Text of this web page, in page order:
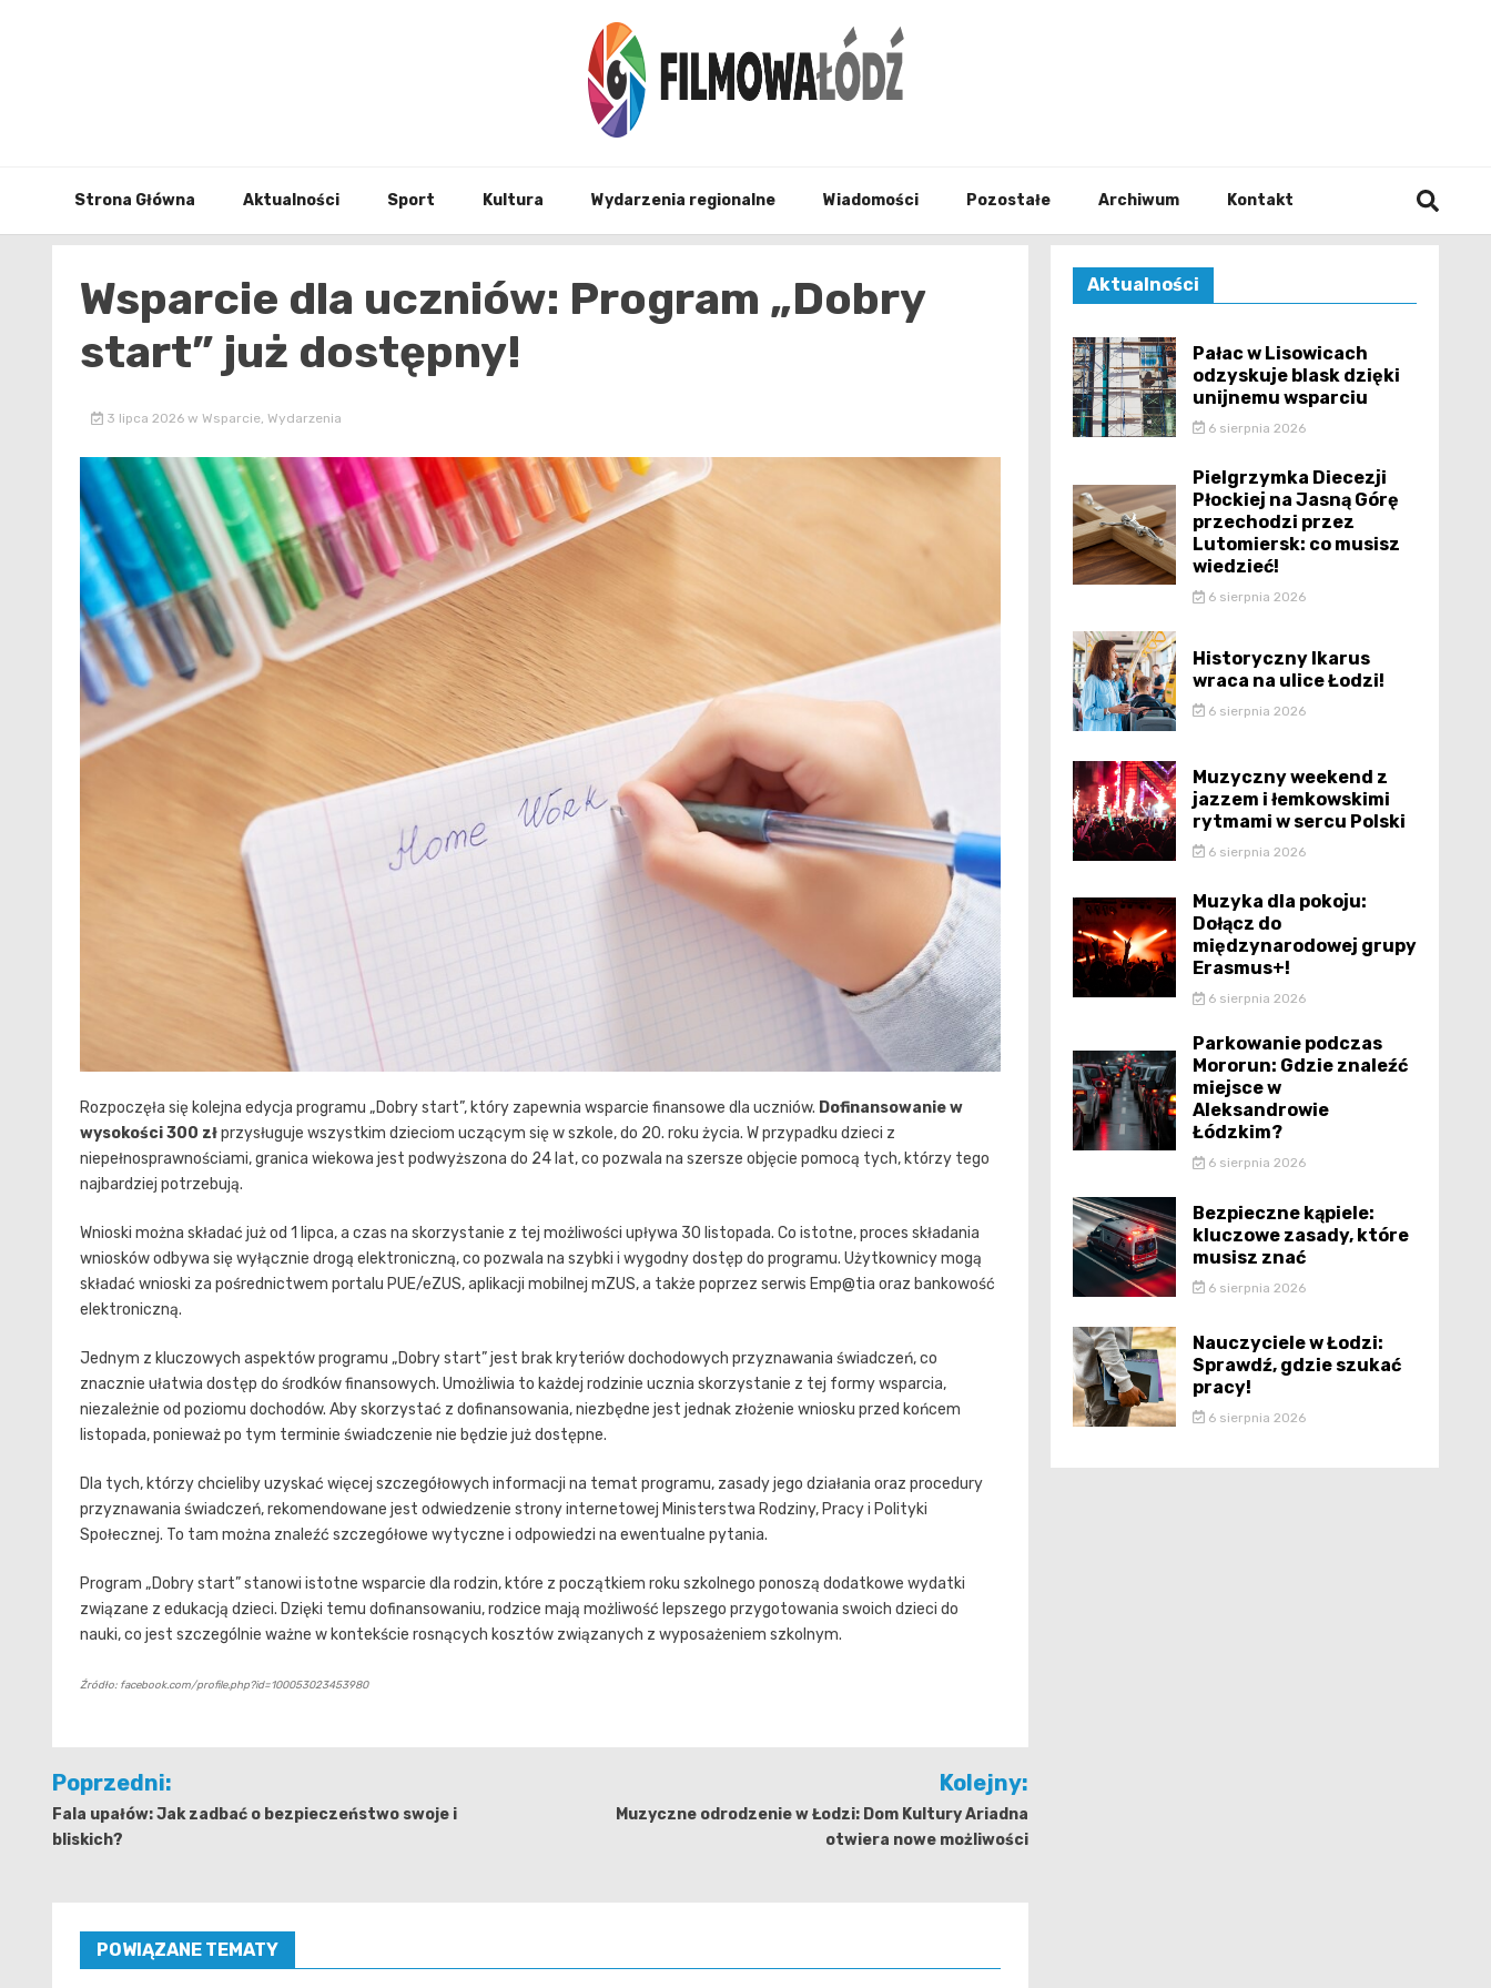
Strona Główna Aktualności Sport Kultura Wydarzenia regionalne Wiadomości Pozostałe Archiwum Kontakt
Wsparcie dla uczniów: Program „Dobry
start” już dostępny!
3 lipca 2026 w Wsparcie, Wydarzenia
Rozpoczęła się kolejna edycja programu „Dobry start”, który zapewnia wsparcie finansowe dla uczniów. Dofinansowanie w
wysokości 300 złprzysługuje wszystkim dzieciom uczącym się w szkole, do 20. roku życia. W przypadku dzieci z
niepełnosprawnościami, granica wiekowa jest podwyższona do 24 lat, co pozwala na szersze objęcie pomocą tych, którzy tego
najbardziej potrzebują.
Wnioski można składać już od 1 lipca, a czas na skorzystanie z tej możliwości upływa 30 listopada. Co istotne, proces składania
wniosków odbywa się wyłącznie drogą elektroniczną, co pozwala na szybki i wygodny dostęp do programu. Użytkownicy mogą
składać wnioski za pośrednictwem portalu PUE/eZUS, aplikacji mobilnej mZUS, a także poprzez serwis Emp@tia oraz bankowość
elektroniczną.
Jednym z kluczowych aspektów programu „Dobry start” jest brak kryteriów dochodowych przyznawania świadczeń, co
znacznie ułatwia dostęp do środków finansowych. Umożliwia to każdej rodzinie ucznia skorzystanie z tej formy wsparcia,
niezależnie od poziomu dochodów. Aby skorzystać z dofinansowania, niezbędne jest jednak złożenie wniosku przed końcem
listopada, ponieważ po tym terminie świadczenie nie będzie już dostępne.
Dla tych, którzy chcieliby uzyskać więcej szczegółowych informacji na temat programu, zasady jego działania oraz procedury
przyznawania świadczeń, rekomendowane jest odwiedzenie strony internetowej Ministerstwa Rodziny, Pracy i Polityki
Społecznej. To tam można znaleźć szczegółowe wytyczne i odpowiedzi na ewentualne pytania.
Program „Dobry start” stanowi istotne wsparcie dla rodzin, które z początkiem roku szkolnego ponoszą dodatkowe wydatki
związane z edukacją dzieci. Dzięki temu dofinansowaniu, rodzice mają możliwość lepszego przygotowania swoich dzieci do
nauki, co jest szczególnie ważne w kontekście rosnących kosztów związanych z wyposażeniem szkolnym.
Źródło: facebook.com/profile.php?id=100053023453980
Nawigacja
wpisu
Poprzedni:
Fala upałów: Jak zadbać o bezpieczeństwo swoje i
bliskich?
Kolejny:
Muzyczne odrodzenie w Łodzi: Dom Kultury Ariadna
otwiera nowe możliwości
POWIĄZANE TEMATY
Aktualności
Pałac w Lisowicach
odzyskuje blask dzięki
unijnemu wsparciu
6 sierpnia 2026
Pielgrzymka Diecezji
Płockiej na Jasną Górę
przechodzi przez
Lutomiersk: co musisz
wiedzieć!
6 sierpnia 2026
Historyczny Ikarus
wraca na ulice Łodzi!
6 sierpnia 2026
Muzyczny weekend z
jazzem i łemkowskimi
rytmami w sercu Polski
6 sierpnia 2026
Muzyka dla pokoju:
Dołącz do
międzynarodowej grupy
Erasmus+!
6 sierpnia 2026
Parkowanie podczas
Mororun: Gdzie znaleźć
miejsce w
Aleksandrowie
Łódzkim?
6 sierpnia 2026
Bezpieczne kąpiele:
kluczowe zasady, które
musisz znać
6 sierpnia 2026
Nauczyciele w Łodzi:
Sprawdź, gdzie szukać
pracy!
6 sierpnia 2026